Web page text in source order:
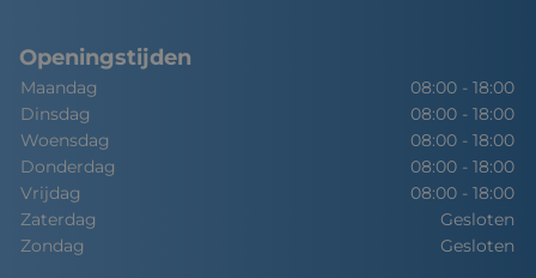
Openingstijden
Maandag
08:00 - 18:00
Dinsdag
08:00 - 18:00
Woensdag
08:00 - 18:00
Donderdag
08:00 - 18:00
Vrijdag
08:00 - 18:00
Zaterdag
Gesloten
Zondag
Gesloten